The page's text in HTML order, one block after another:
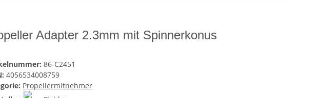
Adapter 2.3mm mit Spinnerkonus
86-C2451
4056534008759
Propellermitnehmer